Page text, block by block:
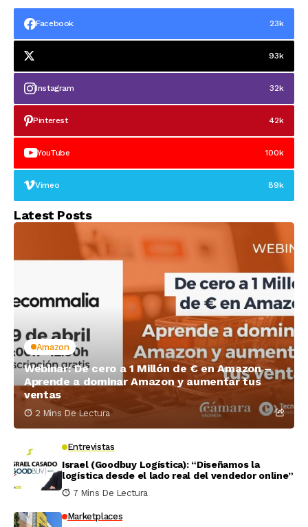
Facebook 23k
93k
Instagram 32k
Pinterest 42k
YouTube 100k
Vimeo 89k
Latest Posts
Amazon
Webinar: De cero a 1 Millón de € en Amazon –
Aprende a dominar Amazon y aumentar tus
ventas
2 Mins De Lectura
Entrevistas
Israel (Goodbuy Logística): “Diseñamos la
logística desde el lado real del vendedor online”
7 Mins De Lectura
Marketplaces